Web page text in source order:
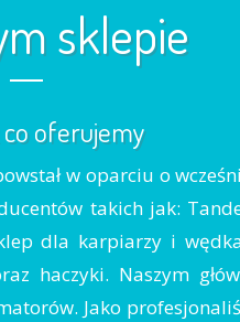
sklepie
oferujemy
w oparciu o
takich jak:
dla karpiarzy i
haczyki. Naszym
Jako